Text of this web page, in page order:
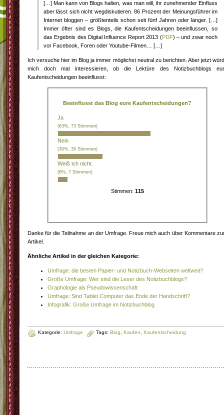
[…] Man kann von Blogs halten, was man will, ihr zunehmender Einfluss
aber lässt sich nicht wegdiskutieren. 86 Prozent der Meinungsführer im
Internet bloggen – größtenteils schon seit fünf Jahren oder länger. […]
Immer öfter sind es Blogs, die Kaufentscheidungen beeinflussen, so
das Ergebnis des Digital Influence Report 2013 (PDF) – und zwar noch
vor Facebook, Foren oder Youtube-Filmen… […]
Ich versuche hier im Blog ja immer möglichst neutral zu berichten. Aber jetzt
mich doch mal interessieren, ob die Lektüre des Notizbuchblogs
Kaufentscheidungen beeinflusst:
Beeinflusst das Blog eure Kaufentscheidungen?
Ja
(63%, 73 Stimmen)
Nein
(30%, 35 Stimmen)
Weiß ich nicht.
(6%, 7 Stimmen)
Stimmen: 115
Danke für die Teilnahme an der Umfrage. Freue mich auch über Kommentare
Artikel.
Ähnliche Artikel in der gleichen Kategorie:
Umfrage: die besten Papier- und Notizbuch-Webseiten weltweit?
Große Umfrage: Wer sind die Leser des Notizbuchblogs?
Graphologie als Pseudowissenschaft
Umfrage: Sind Tablet Computer das Ende der Handschrift?
Infografik: Große Umfrage im Notizbuchblog
Kategorie: Umfrage Tags: Blog Kaufen Kaufentscheidung